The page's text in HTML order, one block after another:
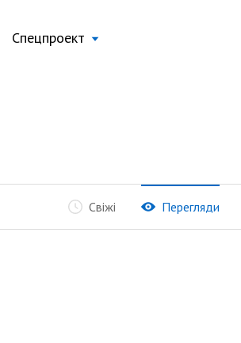
Спецпроект
Свіжі Перегляди